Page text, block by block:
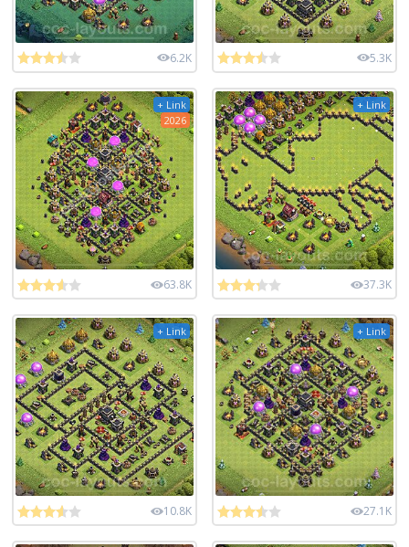
6.2K 5.3K
+ Link
2026
63.8K
+ Link
37.3K
+ Link
10.8K
+ Link
27.1K